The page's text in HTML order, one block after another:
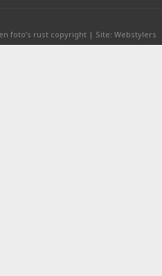
foto’s rust copyright | Site: Webstylers